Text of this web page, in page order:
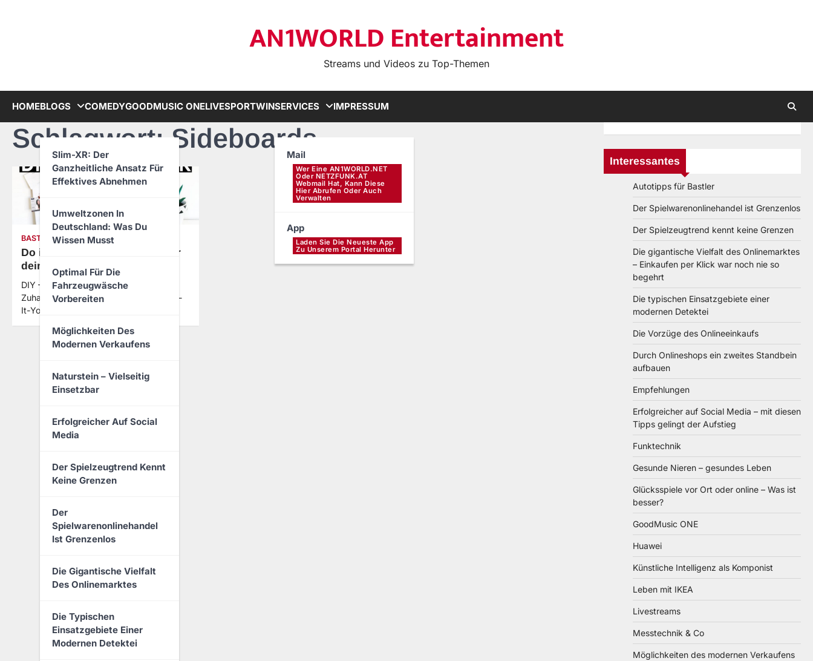
AN1WORLD Entertainment
Streams und Videos zu Top-Themen
HOMEBLOGS
Slim-XR: Der
Ganzheitliche Ansatz Für
Effektives Abnehmen
Umweltzonen In
Deutschland: Was Du
Wissen Musst
Optimal Für Die
Fahrzeugwäsche
Vorbereiten
Möglichkeiten Des
Modernen Verkaufens
Naturstein – Vielseitig
Einsetzbar
Erfolgreicher Auf Social
Media
Der Spielzeugtrend Kennt
Keine Grenzen
Der
Spielwarenonlinehandel
Ist Grenzenlos
Die Gigantische Vielfalt
Des Onlinemarktes
Die Typischen
Einsatzgebiete Einer
Modernen Detektei
COMEDYGOODMUSIC ONELIVESPORTWINSERVICES
Mail
Wer Eine AN1WORLD.NET
Oder NETZFUNK.AT
Webmail Hat, Kann Diese
Hier Abrufen Oder Auch
Verwalten
App
Laden Sie Die Neueste App
Zu Unserem Portal Herunter
IMPRESSUM
Schlagwort: Sideboards
BASTELN KINDER TIPPS
Do it Yourself geniale Ideen für
dein Zuhause
DIY – Do it Yourself Ideen für dein
Zuhause – Wir haben die schönsten Do-
It-Yourself Ideen für Dich und deine…
Interessantes
Autotipps für Bastler
Der Spielwarenonlinehandel ist Grenzenlos
Der Spielzeugtrend kennt keine Grenzen
Die gigantische Vielfalt des Onlinemarktes
– Einkaufen per Klick war noch nie so
begehrt
Die typischen Einsatzgebiete einer
modernen Detektei
Die Vorzüge des Onlineeinkaufs
Durch Onlineshops ein zweites Standbein
aufbauen
Empfehlungen
Erfolgreicher auf Social Media – mit diesen
Tipps gelingt der Aufstieg
Funktechnik
Gesunde Nieren – gesundes Leben
Glücksspiele vor Ort oder online – Was ist
besser?
GoodMusic ONE
Huawei
Künstliche Intelligenz als Komponist
Leben mit IKEA
Livestreams
Messtechnik & Co
Möglichkeiten des modernen Verkaufens